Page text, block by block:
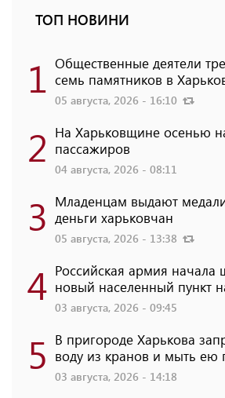
ТОП НОВИНИ
1 Общественные деятели
семь памятников в
05 августа, 2026 - 16:10
2 На Харьковщине осенью
пассажиров
04 августа, 2026 - 08:11
3 Младенцам выдают
деньги харьковчан
05 августа, 2026 - 13:38
4 Российская армия начала
новый населенный пункт
03 августа, 2026 - 09:45
5 В пригороде Харькова
воду из кранов и мыть ею
03 августа, 2026 - 14:18